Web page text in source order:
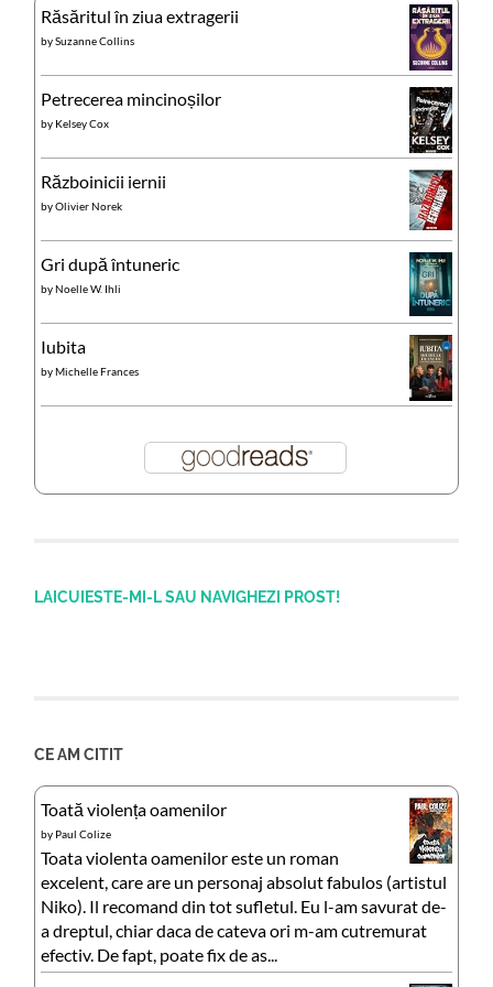
Răsăritul în ziua extragerii
bySuzanne Collins
Petrecerea mincinoșilor
by Kelsey Cox
Războinicii iernii
byOlivier Norek
Gri după întuneric
byNoelle W. Ihli
Iubita
byMichelle Frances
LAICUIESTE-MI-L SAU NAVIGHEZI PROST!
CE AM CITIT
Toată violența oamenilor
by Paul Colize
Toata violenta oamenilor este un roman
excelent, care are un personaj absolut fabulos (artistul
Niko). Il recomand din tot sufletul. Eu l-am savurat de-
a dreptul, chiar daca de cateva ori m-am cutremurat
efectiv. De fapt, poate fix de as...